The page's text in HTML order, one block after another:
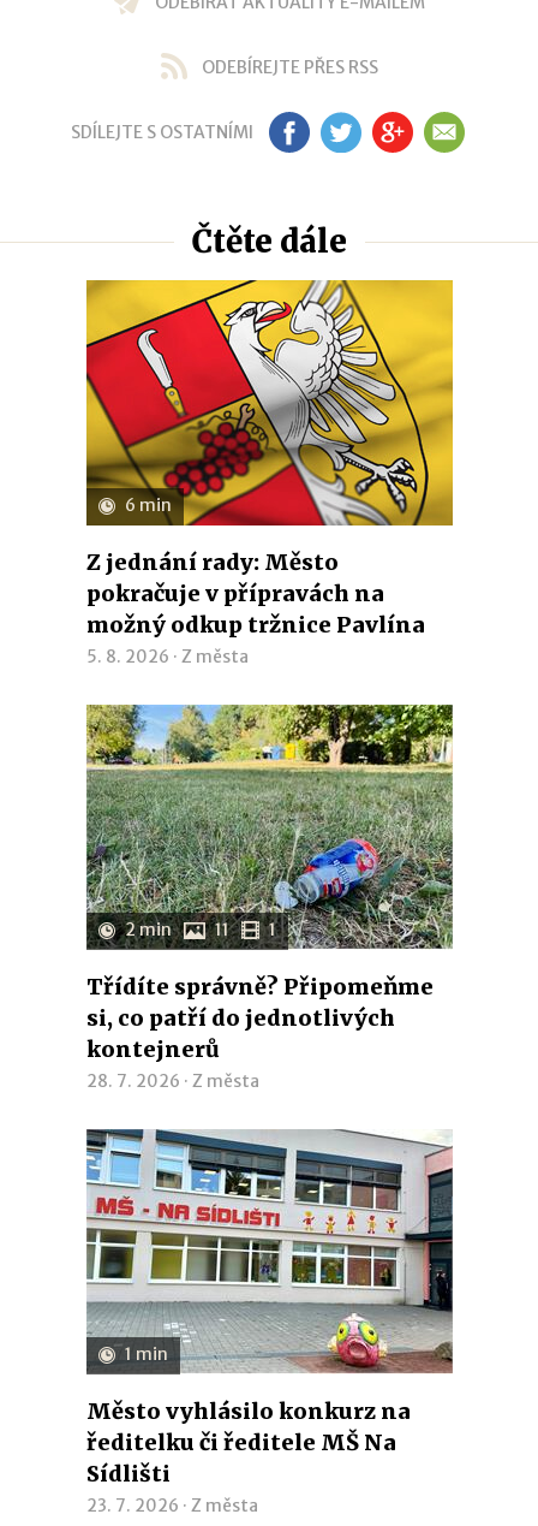
ODEBÍREJTE PŘES RSS
SDÍLEJTE S OSTATNÍMI FB TW GP EM
Čtěte dále
6 min
Z jednání rady: Město
pokračuje v přípravách na
možný odkup tržnice Pavlína
5. 8. 2026 · Z města
2 min 11 1
Třídíte správně? Připomeňme
si, co patří do jednotlivých
kontejnerů
28. 7. 2026 · Z města
1 min
Město vyhlásilo konkurz na
ředitelku či ředitele MŠ Na
Sídlišti
23. 7. 2026 · Z města